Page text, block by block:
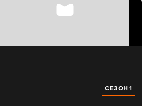
СЕЗОН 1